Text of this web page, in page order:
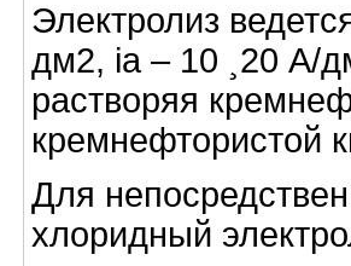
Электролиз
дм2, iа – 10 ¸20 А/
растворяя
кремнефтористой
Для
хлоридный